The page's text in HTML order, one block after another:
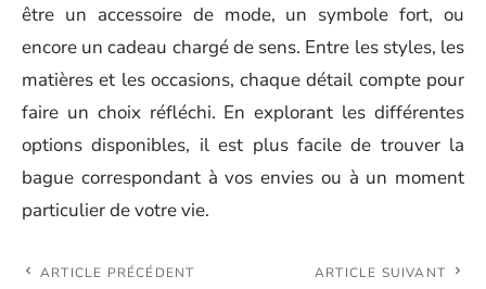
être un accessoire de mode, un symbole fort, ou
encore un cadeau chargé de sens. Entre les styles, les
matières et les occasions, chaque détail compte pour
faire un choix réfléchi. En explorant les différentes
options disponibles, il est plus facile de trouver la
bague correspondant à vos envies ou à un moment
particulier de votre vie.
ARTICLE PRÉCÉDENT ARTICLE SUIVANT